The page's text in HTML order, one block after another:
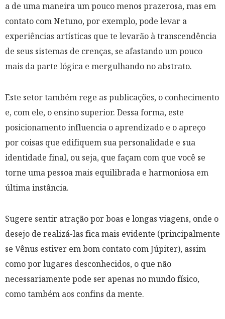
a de uma maneira um pouco menos prazerosa, mas em
contato com Netuno, por exemplo, pode levar a
experiências artísticas que te levarão à transcendência
de seus sistemas de crenças, se afastando um pouco
mais da parte lógica e mergulhando no abstrato.
Este setor também rege as publicações, o conhecimento
e, com ele, o ensino superior. Dessa forma, este
posicionamento influencia o aprendizado e o apreço
por coisas que edifiquem sua personalidade e sua
identidade final, ou seja, que façam com que você se
torne uma pessoa mais equilibrada e harmoniosa em
última instância.
Sugere sentir atração por boas e longas viagens, onde o
desejo de realizá-las fica mais evidente (principalmente
se Vênus estiver em bom contato com Júpiter), assim
como por lugares desconhecidos, o que não
necessariamente pode ser apenas no mundo físico,
como também aos confins da mente.